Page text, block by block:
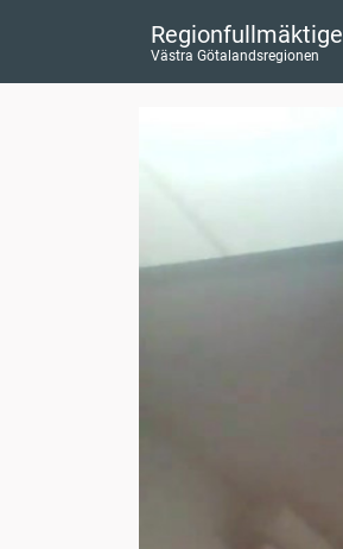
Regionfullmäktige
Västra Götalandsregionen